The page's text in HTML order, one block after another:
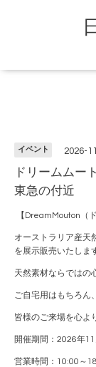
イベント 2026-
ドリームムー
東急の付近
【DreamMouton（
オーストラリア産天
を展示販売いたしま
天然素材ならではの
ご自宅用はもちろん
皆様のご来場を心よ
開催期間：2026年
営業時間：10:00～